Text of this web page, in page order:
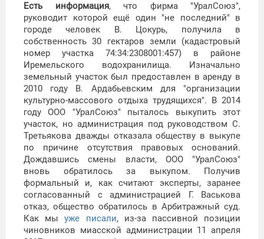
Есть информация, что фирма "УралСоюз",
руководит которой ещё один "не последний" в
городе человек В. Цокурь, получила в
собственность 30 гектаров земли (кадастровый
номер участка 74:34:2308001:457) в районе
Иремельского водохранилища. Изначально
земельный участок был предоставлен в аренду в
2010 году В. Ардабьевским для "организации
культурно-массового отдыха трудящихся". В 2014
году ООО "УралСоюз" пыталось выкупить этот
участок, но администрация под руководством С.
Третьякова дважды отказала обществу в выкупе
по причине отсутствия правовых оснований.
Дождавшись смены власти, ООО "УралCоюз"
вновь обратилось за выкупом. Получив
формальный и, как считают эксперты, заранее
согласованный с администрацией Г. Васькова
отказ, общество обратилось в Арбитражный суд.
Как мыуже писали, из-за пассивной позиции
чиновников миасской администрации 11 апреля